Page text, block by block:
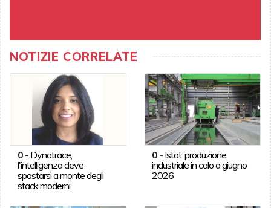
NOTIZIE CORRELATE
0- Dynatrace,
l'intelligenza deve
spostarsi a monte degli
stack moderni
0 - Istat: produzione
industriale in calo a giugno
2026